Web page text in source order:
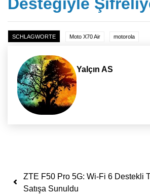
SCHLAGWORTE Moto X70 Air motorola
Yalçın AS
Yazı dolaşımı
ZTE F50 Pro 5G: Wi-Fi 6 Destekli
Satışa Sunuldu